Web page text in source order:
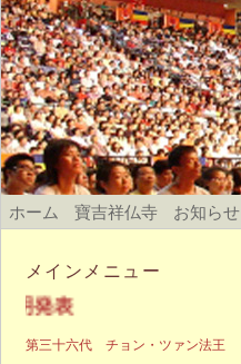
ホーム 寶吉祥仏寺 お知らせ
メインメニュー
第三十六代 チョン・ツァン法王